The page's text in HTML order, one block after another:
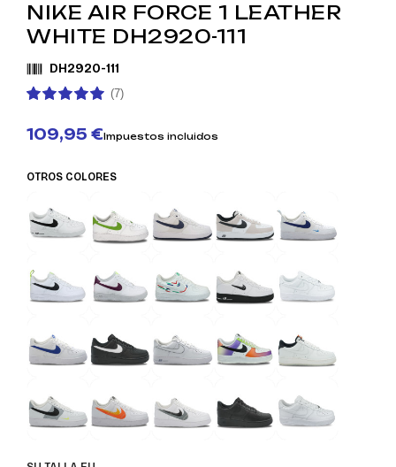
NIKE AIR FORCE 1 LEATHER
WHITE DH2920-111
DH2920-111
(7)
109,95 €Impuestos incluidos
OTROS COLORES